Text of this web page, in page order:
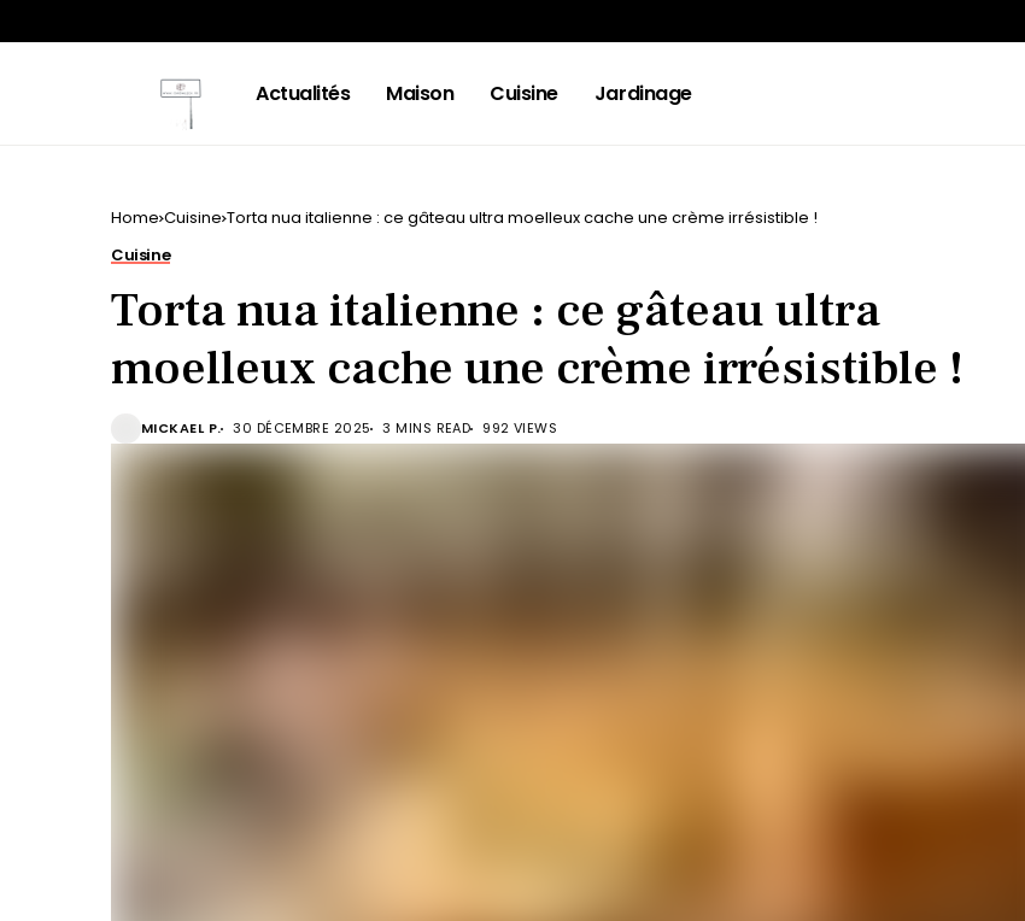
Actualités Maison Cuisine Jardinage
Home Cuisine Torta nua italienne : ce gâteau ultra moelleux cache une crème irrésistible !
Cuisine
Torta nua italienne : ce gâteau ultra
moelleux cache une crème irrésistible !
MICKAEL P. 30 DÉCEMBRE 2025 3 MINS READ 992 VIEWS